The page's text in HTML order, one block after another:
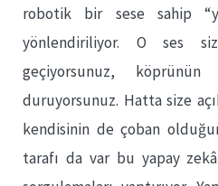
robotik bir sese sahip
yönlendiriliyor. O ses
geçiyorsunuz,
duruyorsunuz. Hatta size
kendisinin de çoban
tarafı da var bu yapay